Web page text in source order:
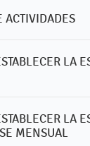
ACTIVIDADES
LA
LA
MENSUAL